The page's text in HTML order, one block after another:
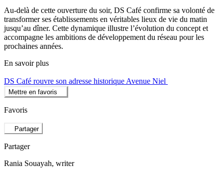
Au-delà de cette ouverture du soir, DS Café confirme sa volonté de
transformer ses établissements en véritables lieux de vie du matin
jusqu’au dîner. Cette dynamique illustre l’évolution du concept et
accompagne les ambitions de développement du réseau pour les
prochaines années.
En savoir plus
DS Café rouvre son adresse historique Avenue Niel
Mettre en favoris
Favoris
Partager
Partager
Rania Souayah, writer